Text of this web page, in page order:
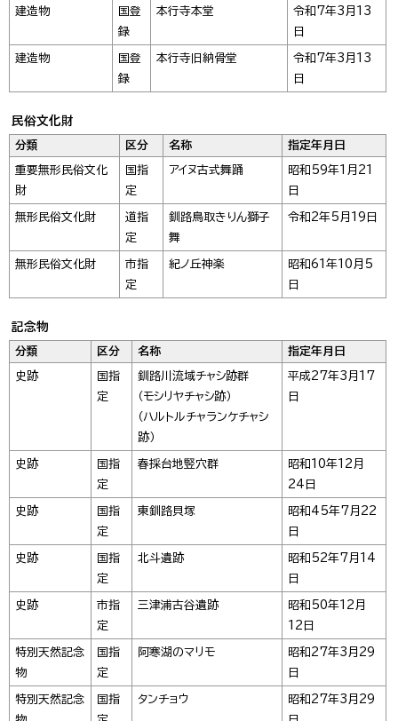
建造物
国登
録
本行寺本堂
令和7年3月13
日
建造物
国登
録
本行寺旧納骨堂
令和7年3月13
日
民俗文化財
分類 区分 名称 指定年月日
重要無形民俗文化
財
国指
定
アイヌ古式舞踊
昭和59年1月21
日
無形民俗文化財
道指
定
釧路鳥取きりん獅子
舞
令和2年5月19日
無形民俗文化財
市指
定
紀ノ丘神楽
昭和61年10月5
日
記念物
分類 区分 名称 指定年月日
史跡
国指
定
釧路川流域チャシ跡群
（モシリヤチャシ跡）
（ハルトルチャランケチャシ
跡）
平成27年3月17
日
史跡
国指
定
春採台地竪穴群
昭和10年12月
24日
史跡
国指
定
東釧路貝塚
昭和45年7月22
日
史跡
国指
定
北斗遺跡
昭和52年7月14
日
史跡
市指
定
三津浦古谷遺跡
昭和50年12月
12日
特別天然記念
物
国指
定
阿寒湖のマリモ
昭和27年3月29
日
特別天然記念
国指
タンチョウ
昭和27年3月29